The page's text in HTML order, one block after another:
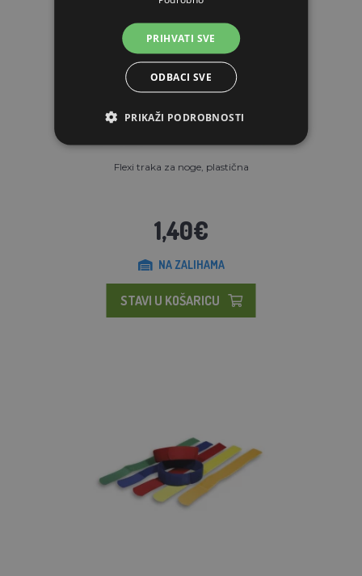
Flexi traka za noge, plastična
1,40€
NA ZALIHAMA
STAVI U KOŠARICU
PRIHVATI SVE
ODBACI SVE
PRIKAŽI PODROBNOSTI